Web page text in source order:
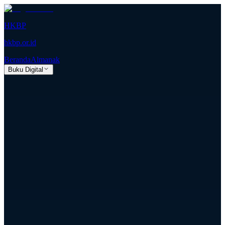
HKBP
hkbp.or.id
BerandaAlmanak
Buku Digital